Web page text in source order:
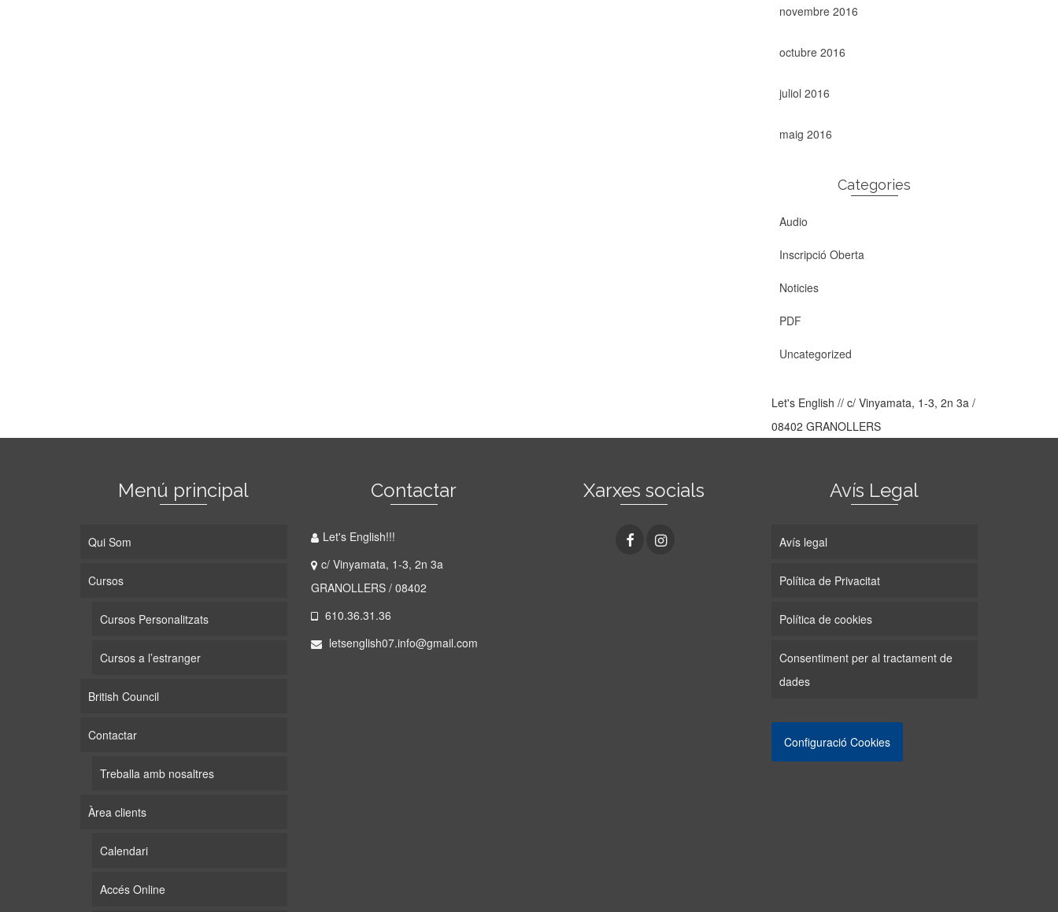
novembre 2016
octubre 2016
juliol 2016
maig 2016
Categories
Audio
Inscripció Oberta
Noticies
PDF
Uncategorized
Let's English // c/ Vinyamata, 1-3, 2n 3a /
08402 GRANOLLERS
Menú principal
Qui Som
Cursos
Cursos Personalitzats
Cursos a l’estranger
British Council
Contactar
Treballa amb nosaltres
Àrea clients
Calendari
Accés Online
Contactar
Let's English!!!
c/ Vinyamata, 1-3, 2n 3a
GRANOLLERS / 08402
610.36.31.36
letsenglish07.info@gmail.com
Xarxes socials Avís Legal
Avís legal
Política de Privacitat
Política de cookies
Consentiment per al tractament de
dades
Configuració Cookies